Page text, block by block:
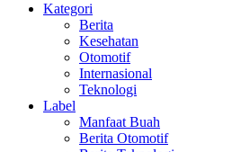
Kategori
Berita
Kesehatan
Otomotif
Internasional
Teknologi
Label
Manfaat Buah
Berita Otomotif